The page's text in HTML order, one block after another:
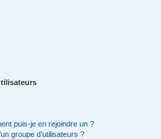
puis-je en rejoindre un ?
groupe d’utilisateurs ?